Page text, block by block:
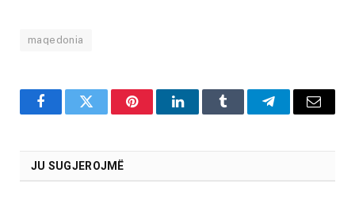
maqedonia
FacebookTwitter PinterestLinkedInTumblr TelegramEmail
JU SUGJEROJMË